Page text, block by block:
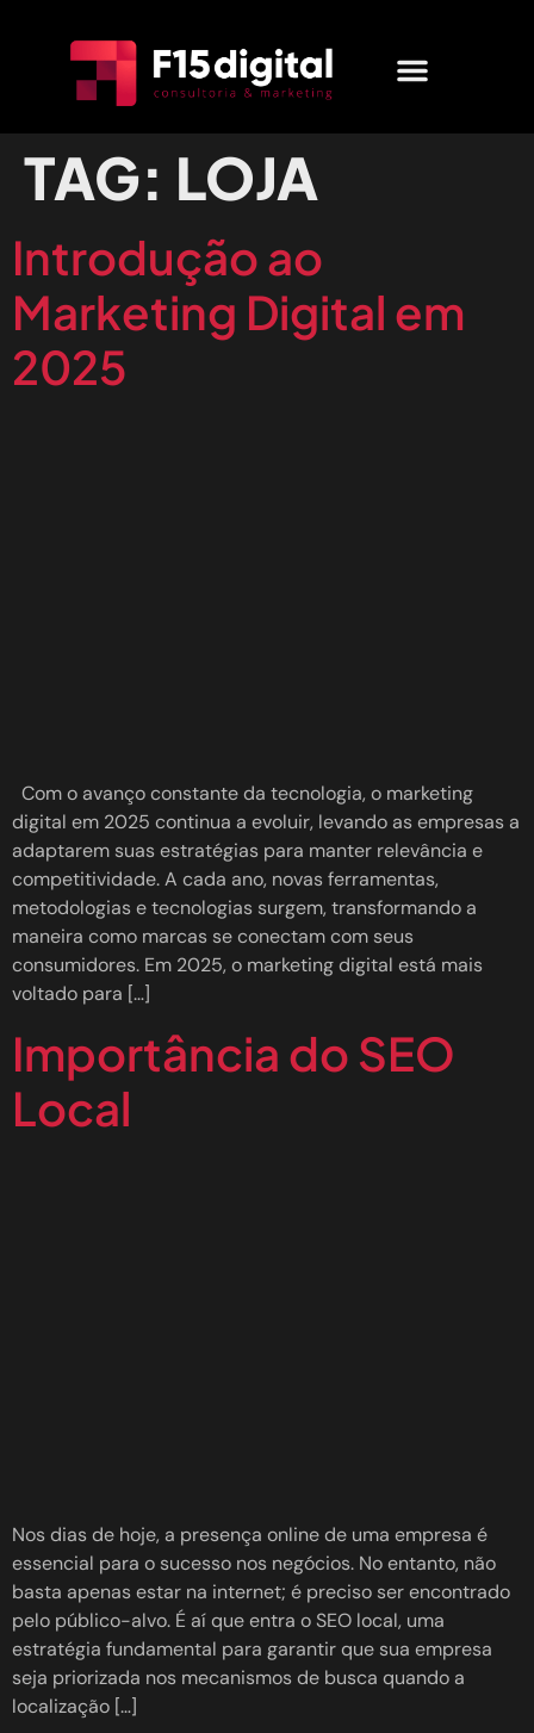
TAG: LOJA
Introdução ao
Marketing Digital em
2025
Com o avanço constante da tecnologia, o marketing
digital em 2025 continua a evoluir, levando as empresas a
adaptarem suas estratégias para manter relevância e
competitividade. A cada ano, novas ferramentas,
metodologias e tecnologias surgem, transformando a
maneira como marcas se conectam com seus
consumidores. Em 2025, o marketing digital está mais
voltado para […]
Importância do SEO
Local
Nos dias de hoje, a presença online de uma empresa é
essencial para o sucesso nos negócios. No entanto, não
basta apenas estar na internet; é preciso ser encontrado
pelo público-alvo. É aí que entra o SEO local, uma
estratégia fundamental para garantir que sua empresa
seja priorizada nos mecanismos de busca quando a
localização […]